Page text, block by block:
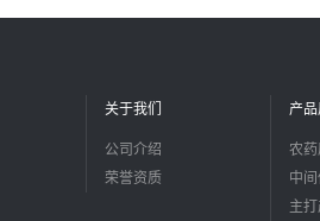
关于我们
公司介绍
荣誉资质
产
农
中
主